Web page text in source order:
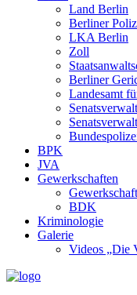
Land Berlin
Berliner
LKA Berlin
Zoll
Berliner
Landesamt
BPK
JVA
Gewerkschaften
BDK
Kriminologie
Galerie
Videos „Die